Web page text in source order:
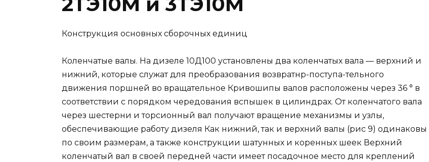
Конструкция основных сборочных единиц
Коленчатые валы. На дизеле 10Д100 установлены два коленчатых вала — верхний и
нижний, которые служат для преобразования возвратнр-поступа-тельного
движения поршней во вращательное Кривошипы валов расположены через 36 ° в
соответствии с порядком чередования вспышек в цилиндрах. От коленчатого вала
через шестерни и торсионный вал получают вращение механизмы и узлы,
обеспечивающие работу дизеля Как нижний, так и верхний валы (рис 9) одинаковы
по своим размерам, а также конструкции шатунных и коренных шеек Верхний
коленчатый вал в своей передней части имеет посадочное место для креплений